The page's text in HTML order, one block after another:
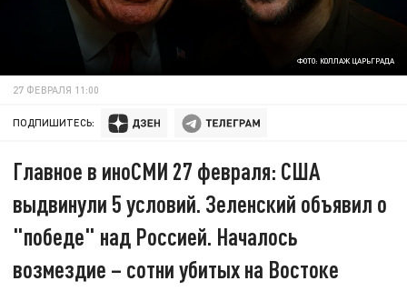
ФОТО: КОЛЛАЖ ЦАРЬГРАДА
27 ФЕВРАЛЯ 11:00
ПОДПИШИТЕСЬ:
Главное в иноСМИ 27 февраля: США
выдвинули 5 условий. Зеленский объявил о
"победе" над Россией. Началось
возмездие – сотни убитых на Востоке